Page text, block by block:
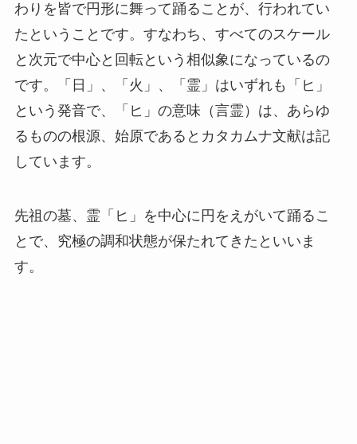
わりを皆で円形に舞って踊ることが、行われてい
たということです。すなわち、すべてのスケール
と次元で中心と回転という相似象になっているの
です。「日」、「火」、「霊」はいずれも「ヒ」
という発音で、「ヒ」の意味（言霊）は、あらゆ
るものの根源、始原であるとカタカムナ文献は記
しています。
先祖の墓、霊「ヒ」を中心に円をえがいて踊るこ
とで、究極の調和状態が保たれてきたといいま
す。